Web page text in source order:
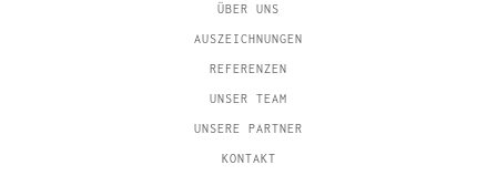
ÜBER UNS
AUSZEICHNUNGEN
REFERENZEN
UNSER TEAM
UNSERE PARTNER
KONTAKT